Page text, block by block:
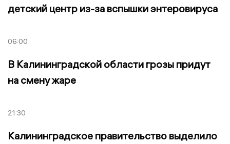
детский центр из-за вспышки энтеровируса
06:00
В Калининградской области грозы придут
на смену жаре
21:30
Калининградское правительство выделило